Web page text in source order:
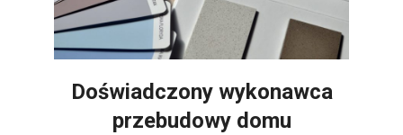
Doświadczony wykonawca
przebudowy domu